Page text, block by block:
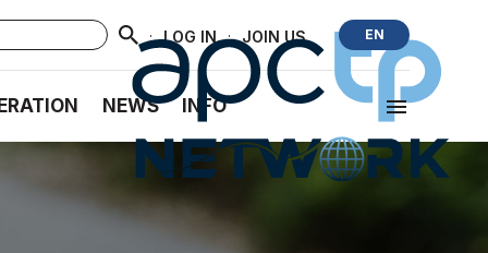
· LOG IN · JOIN US EN
NEWS INFO